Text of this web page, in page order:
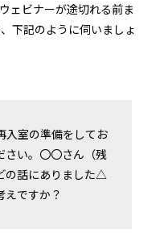
ェビナーが途切れる前ま
下記のように伺いましょ
入室の準備をしてお
さい。〇〇さん（残
の話にありました△
ですか？